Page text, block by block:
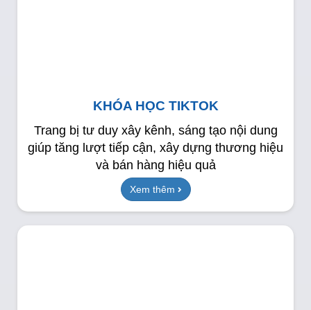
KHÓA HỌC TIKTOK
Trang bị tư duy xây kênh, sáng tạo nội dung
giúp tăng lượt tiếp cận, xây dựng thương hiệu
và bán hàng hiệu quả
Xem thêm